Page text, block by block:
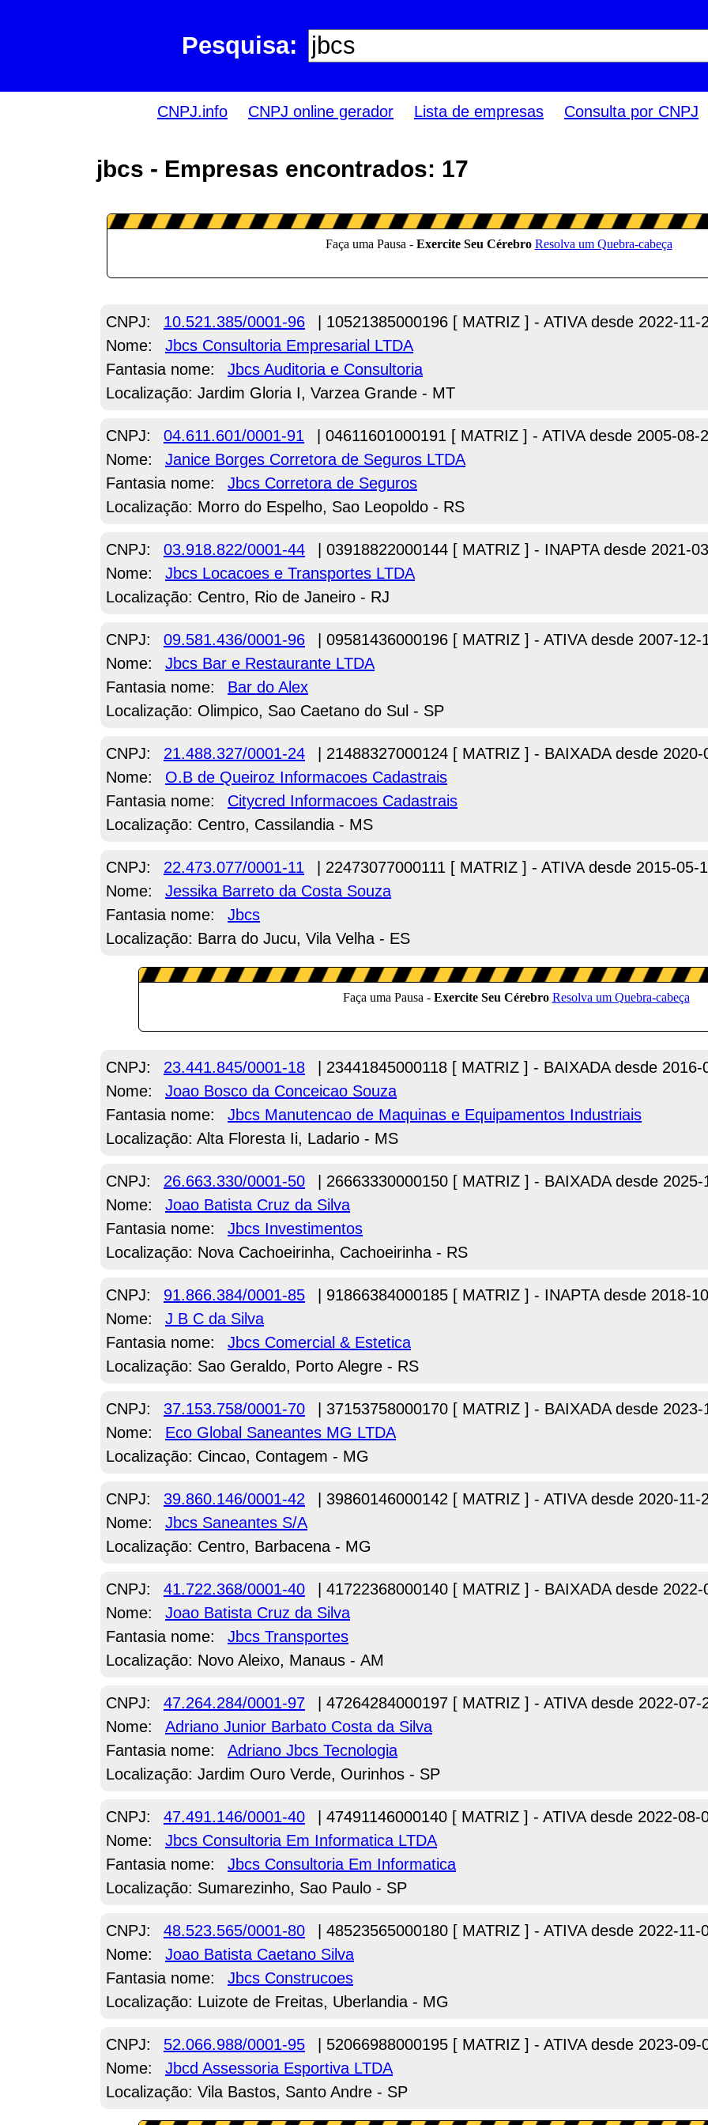
Pesquisa:
CNPJ.info CNPJ online gerador Lista de empresas Consulta por CNPJ
jbcs - Empresas encontrados: 17
CNPJ: 10.521.385/0001-96
| 10521385000196 [ MATRIZ ] - ATIVA desde 2022-11-
Nome:
Jbcs Consultoria Empresarial LTDA
Fantasia nome:
Jbcs Auditoria e Consultoria
Localização: Jardim Gloria I, Varzea Grande - MT
CNPJ: 04.611.601/0001-91
| 04611601000191 [ MATRIZ ] - ATIVA desde 2005-08-
Nome:
Janice Borges Corretora de Seguros LTDA
Fantasia nome:
Jbcs Corretora de Seguros
Localização: Morro do Espelho, Sao Leopoldo - RS
CNPJ: 03.918.822/0001-44
| 03918822000144 [ MATRIZ ] - INAPTA desde 2021-
Nome:
Jbcs Locacoes e Transportes LTDA
Localização: Centro, Rio de Janeiro - RJ
CNPJ: 09.581.436/0001-96
| 09581436000196 [ MATRIZ ] - ATIVA desde 2007-12-
Nome:
Jbcs Bar e Restaurante LTDA
Fantasia nome:
Bar do Alex
Localização: Olimpico, Sao Caetano do Sul - SP
CNPJ: 21.488.327/0001-24
| 21488327000124 [ MATRIZ ] - BAIXADA desde 2020-
Nome:
O.B de Queiroz Informacoes Cadastrais
Fantasia nome:
Citycred Informacoes Cadastrais
Localização: Centro, Cassilandia - MS
CNPJ: 22.473.077/0001-11
| 22473077000111 [ MATRIZ ] - ATIVA desde 2015-05-
Nome:
Jessika Barreto da Costa Souza
Fantasia nome:
Jbcs
Localização: Barra do Jucu, Vila Velha - ES
CNPJ: 23.441.845/0001-18
| 23441845000118 [ MATRIZ ] - BAIXADA desde 2016-
Nome:
Joao Bosco da Conceicao Souza
Fantasia nome:
Jbcs Manutencao de Maquinas e Equipamentos Industriais
Localização: Alta Floresta Ii, Ladario - MS
CNPJ: 26.663.330/0001-50
| 26663330000150 [ MATRIZ ] - BAIXADA desde 2025-
Nome:
Joao Batista Cruz da Silva
Fantasia nome:
Jbcs Investimentos
Localização: Nova Cachoeirinha, Cachoeirinha - RS
CNPJ: 91.866.384/0001-85
| 91866384000185 [ MATRIZ ] - INAPTA desde 2018-
Nome:
J B C da Silva
Fantasia nome:
Jbcs Comercial & Estetica
Localização: Sao Geraldo, Porto Alegre - RS
CNPJ: 37.153.758/0001-70
| 37153758000170 [ MATRIZ ] - BAIXADA desde 2023-
Nome:
Eco Global Saneantes MG LTDA
Localização: Cincao, Contagem - MG
CNPJ: 39.860.146/0001-42
| 39860146000142 [ MATRIZ ] - ATIVA desde 2020-11-
Nome:
Jbcs Saneantes S/A
Localização: Centro, Barbacena - MG
CNPJ: 41.722.368/0001-40
| 41722368000140 [ MATRIZ ] - BAIXADA desde 2022-
Nome:
Joao Batista Cruz da Silva
Fantasia nome:
Jbcs Transportes
Localização: Novo Aleixo, Manaus - AM
CNPJ: 47.264.284/0001-97
| 47264284000197 [ MATRIZ ] - ATIVA desde 2022-07-
Nome:
Adriano Junior Barbato Costa da Silva
Fantasia nome:
Adriano Jbcs Tecnologia
Localização: Jardim Ouro Verde, Ourinhos - SP
CNPJ: 47.491.146/0001-40
| 47491146000140 [ MATRIZ ] - ATIVA desde 2022-08-
Nome:
Jbcs Consultoria Em Informatica LTDA
Fantasia nome:
Jbcs Consultoria Em Informatica
Localização: Sumarezinho, Sao Paulo - SP
CNPJ: 48.523.565/0001-80
| 48523565000180 [ MATRIZ ] - ATIVA desde 2022-11-
Nome:
Joao Batista Caetano Silva
Fantasia nome:
Jbcs Construcoes
Localização: Luizote de Freitas, Uberlandia - MG
CNPJ: 52.066.988/0001-95
| 52066988000195 [ MATRIZ ] - ATIVA desde 2023-09-
Nome:
Jbcd Assessoria Esportiva LTDA
Localização: Vila Bastos, Santo Andre - SP